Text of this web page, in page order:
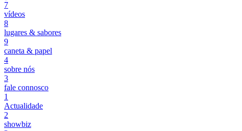
7
vídeos
8
lugares & sabores
9
caneta & papel
4
sobre nós
3
fale connosco
1
Actualidade
2
showbiz